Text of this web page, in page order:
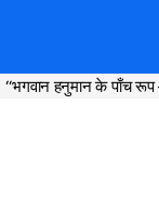
“भगवान हनुमान के पाँच